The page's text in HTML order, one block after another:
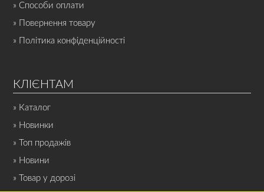
» Способи оплати
» Повернення товару
» Політика конфіденційності
КЛІЄНТАМ
» Каталог
» Новинки
» Топ продажів
» Новини
» Товар у дорозі